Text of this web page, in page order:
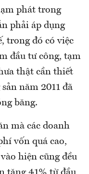
phát trong
phải áp dụng
trong đó có việc
đầu tư công, tạm
thật cần thiết
năm 2011 đã
băng.
mà các doanh
vốn quá cao,
hiện cũng đều